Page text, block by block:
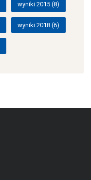
wyniki 2015 (8)
wyniki 2018 (6)